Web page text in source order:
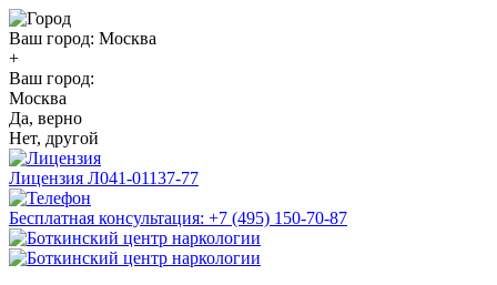
Ваш город: Москва
+
Ваш город:
Москва
Да, верно
Нет, другой
Лицензия Л041-01137-77
Бесплатная консультация: +7 (495) 150-70-87